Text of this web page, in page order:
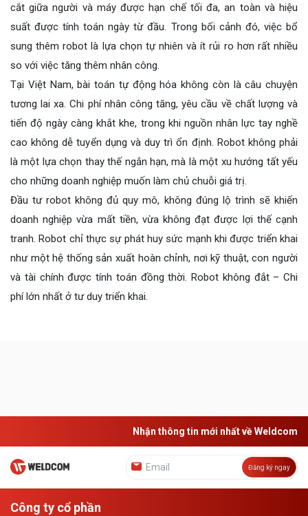
cắt giữa người và máy được hạn chế tối đa, an toàn và hiệu
suất được tính toán ngày từ đầu. Trong bối cảnh đó, việc bổ
sung thêm robot là lựa chọn tự nhiên và ít rủi ro hơn rất nhiều
so với việc tăng thêm nhân công.
Tại Việt Nam, bài toán tự động hóa không còn là câu chuyện
tương lai xa. Chi phí nhân công tăng, yêu cầu về chất lượng và
tiến độ ngày càng khắt khe, trong khi nguồn nhân lực tay nghề
cao không dễ tuyển dụng và duy trì ổn định. Robot không phải
là một lựa chọn thay thế ngắn hạn, mà là một xu hướng tất yếu
cho những doanh nghiệp muốn làm chủ chuỗi giá trị.
Đầu tư robot không đủ quy mô, không đúng lộ trình sẽ khiến
doanh nghiệp vừa mất tiền, vừa không đạt được lợi thế cạnh
tranh. Robot chỉ thực sự phát huy sức mạnh khi được triển khai
như một hệ thống sản xuất hoàn chỉnh, nơi kỹ thuật, con người
và tài chính được tính toán đồng thời. Robot không đắt – Chi
phí lớn nhất ở tư duy triển khai.
Nhận thông tin mới nhất về Weldcom
Đăng ký ngay
Công ty cổ phần